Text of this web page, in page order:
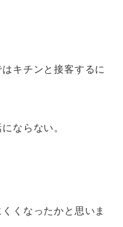
キチンと接客するに
ならない。
くなったかと思いま